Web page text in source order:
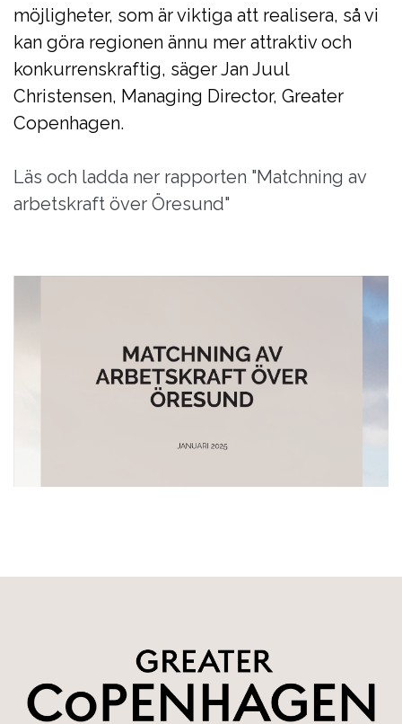
möjligheter, som är viktiga att realisera, så vi
kan göra regionen ännu mer attraktiv och
konkurrenskraftig, säger Jan Juul
Christensen, Managing Director, Greater
Copenhagen.
Läs och ladda ner rapporten "Matchning av
arbetskraft över Öresund"